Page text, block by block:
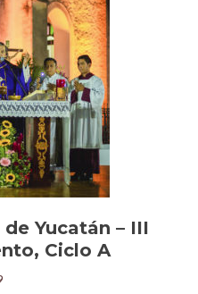
Yucatán – III
Ciclo A